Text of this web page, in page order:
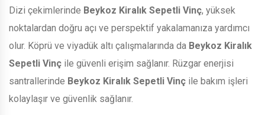
Dizi çekimlerinde Beykoz Kiralık Sepetli Vinç, yüksek
noktalardan doğru açı ve perspektif yakalamanıza yardımcı
olur. Köprü ve viyadük altı çalışmalarında da Beykoz Kiralık
Sepetli Vinç ile güvenli erişim sağlanır. Rüzgar enerjisi
santrallerinde Beykoz Kiralık Sepetli Vinç ile bakım işleri
kolaylaşır ve güvenlik sağlanır.